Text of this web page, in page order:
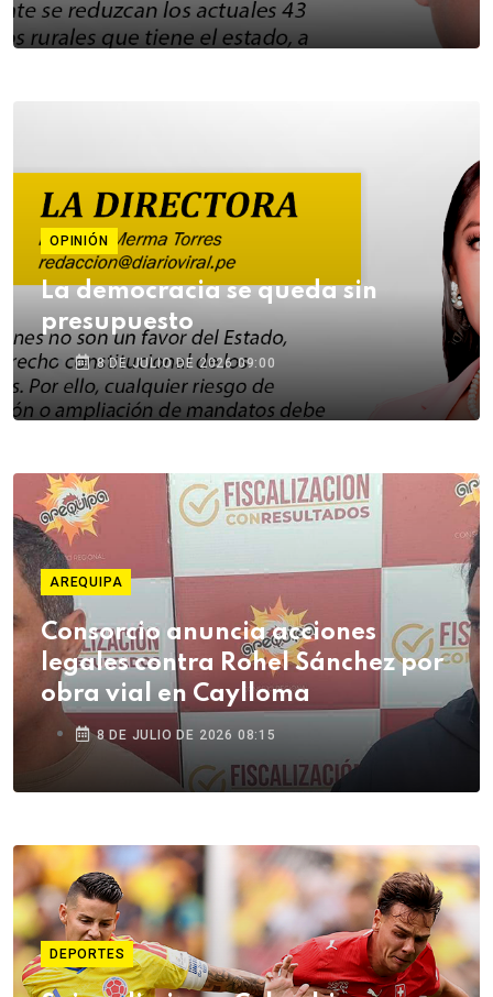
OPINIÓN
La democracia se queda sin
presupuesto
8 DE JULIO DE 2026 09:00
AREQUIPA
Consorcio anuncia acciones
legales contra Rohel Sánchez por
obra vial en Caylloma
8 DE JULIO DE 2026 08:15
DEPORTES